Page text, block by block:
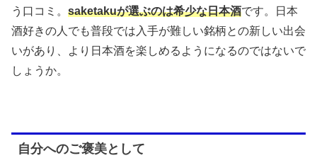
う口コミ。 saketakuが選ぶのは希少な日本酒です。日本
酒好きの人でも普段では入手が難しい銘柄との新しい出会
いがあり、より日本酒を楽しめるようになるのではないで
しょうか。
自分へのご褒美として